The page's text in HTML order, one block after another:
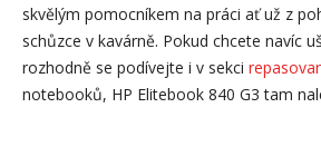
skvělým pomocníkem na práci ať už z
schůzce v kavárně. Pokud chcete navíc
rozhodně se podívejte i v sekci
notebooků, HP Elitebook 840 G3 tam